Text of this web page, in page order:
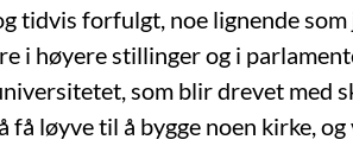
tidvis forfulgt, noe lignende
i høyere stillinger og i
som blir drevet med
få løyve til å bygge noen kirke, og